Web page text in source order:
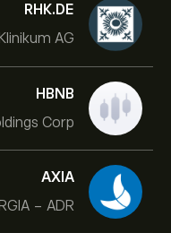
RHK.DE
AG
HBNB
Corp
AXIA
- ADR